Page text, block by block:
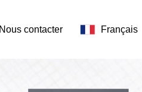
Nous contacter Français